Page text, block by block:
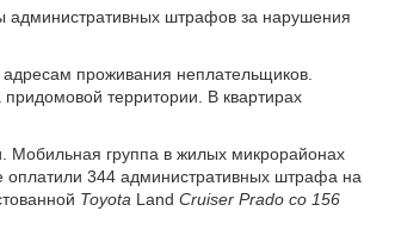
административных штрафов за нарушения
проживания неплательщиков.
территории. В квартирах
Мобильная группа в жилых микрорайонах
344 административных штрафа на
Toyota LandCruiser Prado со 156